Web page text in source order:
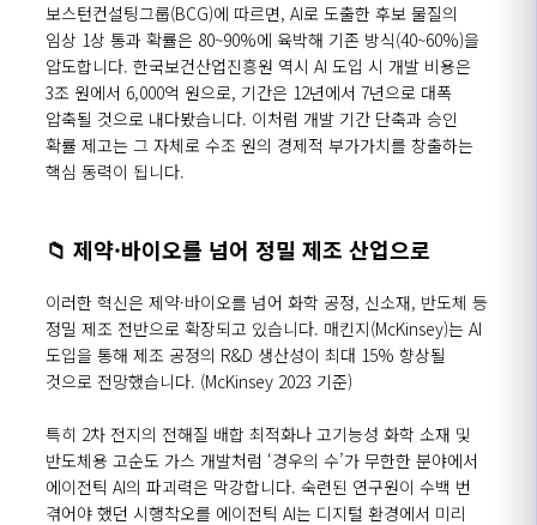
보스턴컨설팅그룹(BCG)에 따르면, AI로 도출한 후보 물질의
임상 1상 통과 확률은 80~90%에 육박해 기존 방식(40~60%)을
압도합니다. 한국보건산업진흥원 역시 AI 도입 시 개발 비용은
3조 원에서 6,000억 원으로, 기간은 12년에서 7년으로 대폭
압축될 것으로 내다봤습니다. 이처럼 개발 기간 단축과 승인
확률 제고는 그 자체로 수조 원의 경제적 부가가치를 창출하는
핵심 동력이 됩니다.
📁 제약·바이오를 넘어 정밀 제조 산업으로
이러한 혁신은 제약·바이오를 넘어 화학 공정, 신소재, 반도체 등
정밀 제조 전반으로 확장되고 있습니다. 매킨지(McKinsey)는 AI
도입을 통해 제조 공정의 R&D 생산성이 최대 15% 향상될
것으로 전망했습니다. (McKinsey 2023 기준)
특히 2차 전지의 전해질 배합 최적화나 고기능성 화학 소재 및
반도체용 고순도 가스 개발처럼 ‘경우의 수’가 무한한 분야에서
에이전틱 AI의 파괴력은 막강합니다. 숙련된 연구원이 수백 번
겪어야 했던 시행착오를 에이전틱 AI는 디지털 환경에서 미리